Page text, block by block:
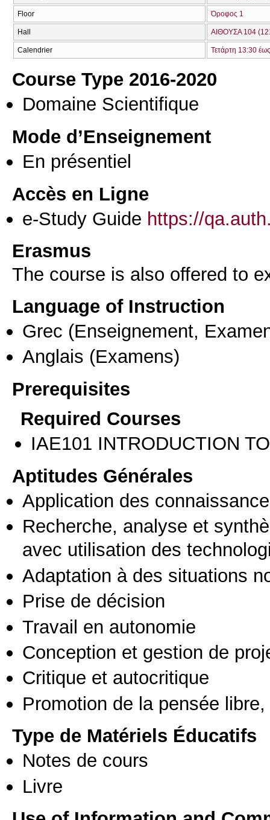
Floor Όροφος 1
Hall ΑΙΘΟΥΣΑ 104
Calendrier Τετάρτη 13:30
Course Type 2016-2020
Domaine Scientifique
Mode d’Enseignement
En présentiel
Accès en Ligne
e-Study Guide https://
Erasmus
The course is also offered to
Language of Instruction
Grec (Enseignement,
Anglais (Examens)
Prerequisites
Required Courses
ΙΑΕ101 INTRODUCTION
Aptitudes Générales
Application des
Recherche, analyse et
avec utilisation des
Adaptation à des situations
Prise de décision
Travail en autonomie
Conception et gestion de
Critique et autocritique
Promotion de la pensée
Type de Matériels Éducatifs
Notes de cours
Livre